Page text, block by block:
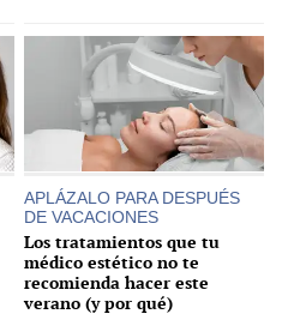
APLÁZALO PARA DESPUÉS
DE VACACIONES
Los tratamientos que tu
médico estético no te
recomienda hacer este
verano (y por qué)